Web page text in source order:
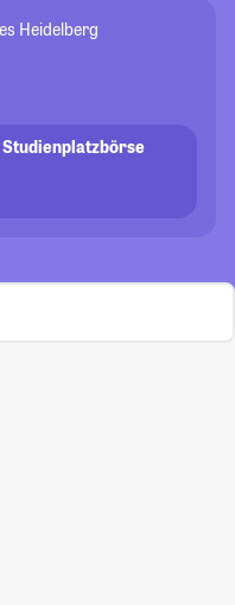
Heidelberg